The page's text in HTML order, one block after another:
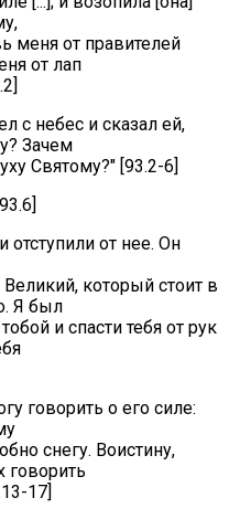
меня от правителей
от лап
с небес и сказал ей,
Зачем
Святому?" [93.2-6]
отступили от нее. Он
который стоит в
Я был
и спасти тебя от рук
говорить о его силе:
снегу. Воистину,
говорить
17]